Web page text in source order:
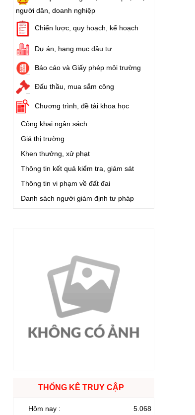
người dân, doanh nghiệp
Chiến lược, quy hoạch, kế hoạch
Dự án, hạng mục đầu tư
Báo cáo và Giấy phép môi trường
Đấu thầu, mua sắm công
Chương trình, đề tài khoa học
Công khai ngân sách
Giá thị trường
Khen thưởng, xử phạt
Thông tin kết quả kiểm tra, giám sát
Thông tin vi phạm về đất đai
Danh sách người giám định tư pháp
THỐNG KÊ TRUY CẬP
Hôm nay : 5.068